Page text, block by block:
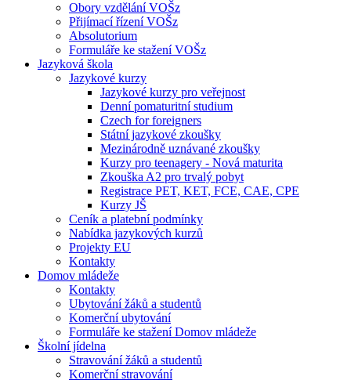
Obory vzdělání VOŠz
Přijímací řízení VOŠz
Absolutorium
Formuláře ke stažení VOŠz
Jazyková škola
Jazykové kurzy
Jazykové kurzy pro veřejnost
Denní pomaturitní studium
Czech for foreigners
Státní jazykové zkoušky
Mezinárodně uznávané zkoušky
Kurzy pro teenagery - Nová maturita
Zkouška A2 pro trvalý pobyt
Registrace PET, KET, FCE, CAE, CPE
Kurzy JŠ
Ceník a platební podmínky
Nabídka jazykových kurzů
Projekty EU
Kontakty
Domov mládeže
Kontakty
Ubytování žáků a studentů
Komerční ubytování
Formuláře ke stažení Domov mládeže
Školní jídelna
Stravování žáků a studentů
Komerční stravování